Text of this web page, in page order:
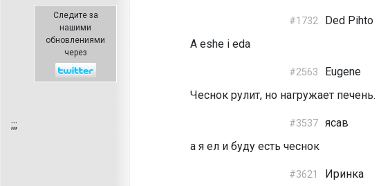
Следите за
нашими
обновлениями
через
;;;
#1732 Ded Pihto
A eshe i eda
#2563 Eugene
Чеснок рулит, но нагружает печень.
#3537 ясав
а я ел и буду есть чеснок
#3621 Иринка